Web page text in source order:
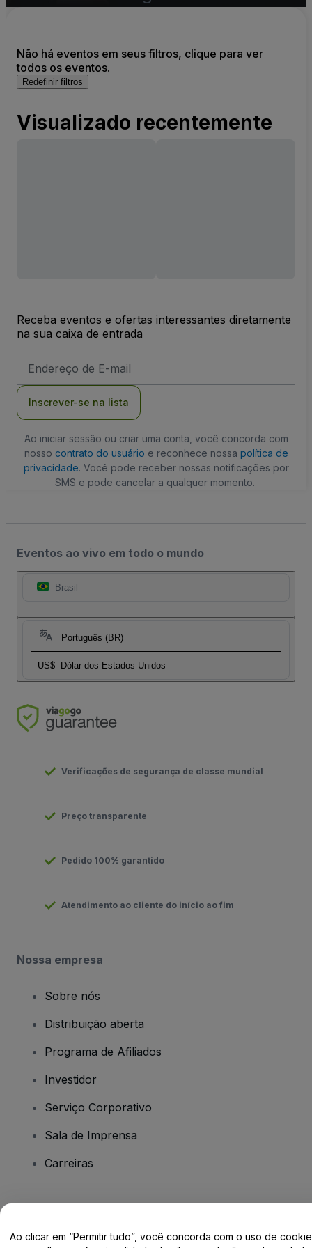
Não há eventos em seus filtros, clique para ver
todos os eventos.
Redefinir filtros
Visualizado recentemente
Receba eventos e ofertas interessantes diretamente
na sua caixa de entrada
de
Inscrever-se na lista
Ao iniciar sessão ou criar uma conta, você concorda com
nosso contrato do usuário e reconhece nossa política de
privacidade. Você pode receber nossas notificações por
SMS e pode cancelar a qualquer momento.
Eventos ao vivo em todo o mundo
Brasil
Português (BR)
US$ Dólar dos Estados Unidos
Verificações de segurança de classe mundial
Preço transparente
Pedido 100% garantido
Atendimento ao cliente do início ao fim
Nossa empresa
Sobre nós
Distribuição aberta
Programa de Afiliados
Investidor
Serviço Corporativo
Sala de Imprensa
Carreiras
Ao clicar em “Permitir tudo”, você concorda com o uso de